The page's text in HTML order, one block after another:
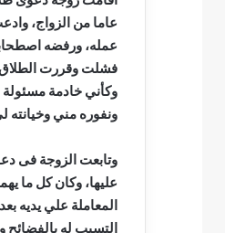
عاما من الزواج،
عمله، ورفضه
فشلت وقررت
وكأني خادمة مسئولة
ونفوره مني وخيانته
وتابعت الزوجة فى
عليها، وكان كل ما
التسبب له بالفضائح